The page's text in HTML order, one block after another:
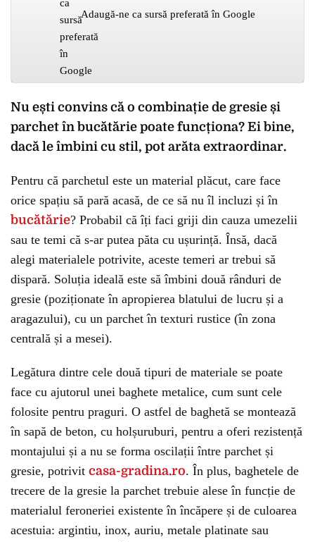
Adaugă-ne ca sursă preferată în Google
Nu ești convins că o combinație de gresie și
parchet în bucătărie poate funcționa? Ei bine,
dacă le îmbini cu stil, pot arăta extraordinar.
Pentru că parchetul este un material plăcut, care face
orice spațiu să pară acasă, de ce să nu îl incluzi și în
bucătărie? Probabil că îți faci griji din cauza umezelii
sau te temi că s-ar putea păta cu ușurință. Însă, dacă
alegi materialele potrivite, aceste temeri ar trebui să
dispară. Soluția ideală este să îmbini două rânduri de
gresie (poziționate în apropierea blatului de lucru și a
aragazului), cu un parchet în texturi rustice (în zona
centrală și a mesei).
Legătura dintre cele două tipuri de materiale se poate
face cu ajutorul unei baghete metalice, cum sunt cele
folosite pentru praguri. O astfel de baghetă se montează
în sapă de beton, cu holșuruburi, pentru a oferi rezistență
montajului și a nu se forma oscilații între parchet și
gresie, potrivit casa-gradina.ro. În plus, baghetele de
trecere de la gresie la parchet trebuie alese în funcție de
materialul feroneriei existente în încăpere și de culoarea
acestuia: argintiu, inox, auriu, metale platinate sau